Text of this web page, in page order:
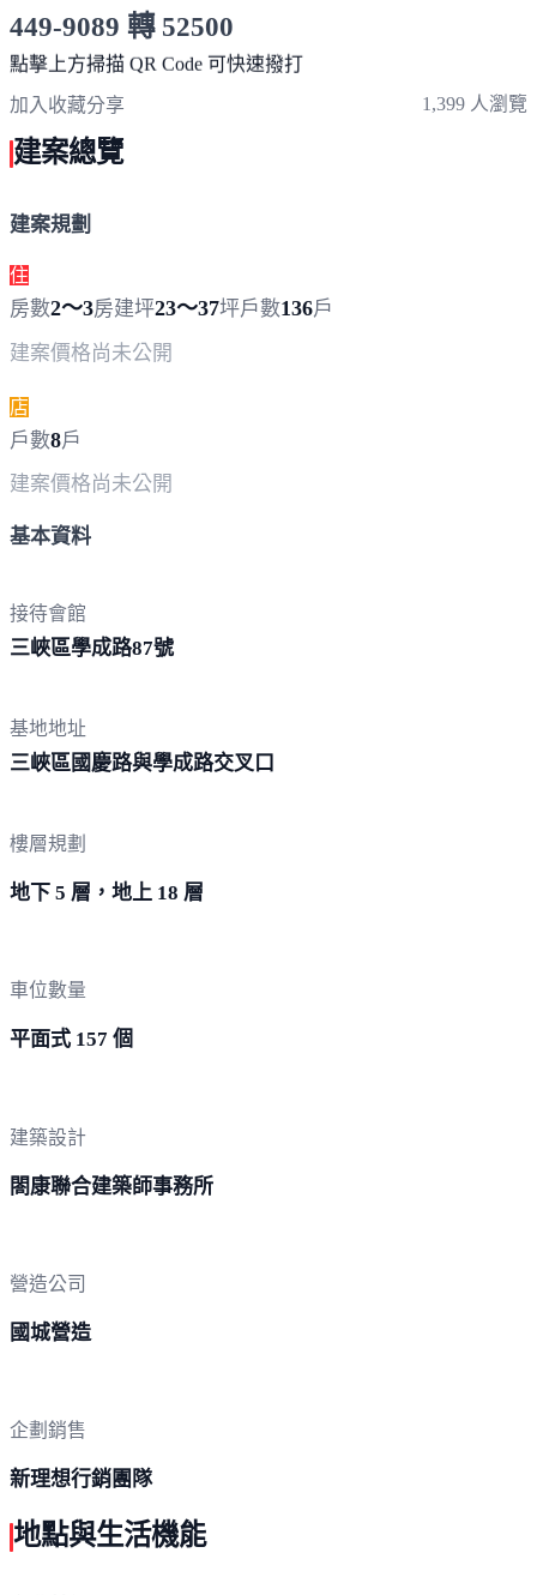
449-9089 轉 52500
服務時間 10:00～19:00
點擊上方掃描 QR Code 可快速撥打
加入收藏分享 1,399 人瀏覽
建案總覽
建案規劃
住
房數2～3房建坪23～37坪戶數136戶
建案價格尚未公開
店
戶數8戶
建案價格尚未公開
基本資料
接待會館
三峽區學成路87號
基地地址
三峽區國慶路與學成路交叉口
樓層規劃
地下 5 層，地上 18 層
車位數量
平面式 157 個
建築設計
閤康聯合建築師事務所
營造公司
國城營造
企劃銷售
新理想行銷團隊
地點與生活機能